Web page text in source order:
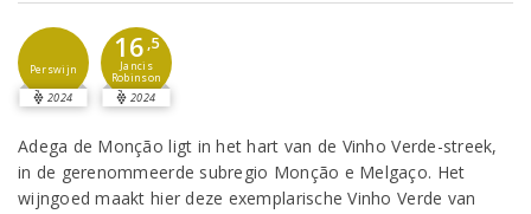
Perswijn
2024
16 ,5
Jancis
Robinson
2024
Adega de Monção ligt in het hart van de Vinho Verde-streek,
in de gerenommeerde subregio Monção e Melgaço. Het
wijngoed maakt hier deze exemplarische Vinho Verde van